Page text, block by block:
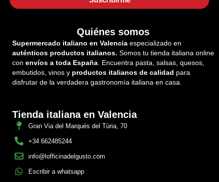
Quiénes somos
Supermercado italiano en Valencia especializado en
auténticos productos italianos. Somos tu tienda italiana online
con envíos a toda España . Encuentra pasta, salsas, quesos,
embutidos, vinos y productos italianos de calidad para
disfrutar de la verdadera gastronomía italiana en casa.
Tienda italiana en Valencia
Gran Via del Marqués del Túria, 70
+34 662485244
info@lofficinadelgusto.com
Escribir a whatsapp